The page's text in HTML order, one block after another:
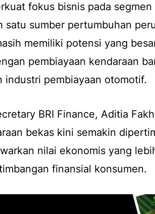
fokus bisnis pada
satu sumber pertumbuhan
memiliki potensi yang
pembiayaan kendaraan
industri pembiayaan otomotif.
BRI Finance, Aditia
bekas kini semakin
nilai ekonomis yang
finansial konsumen.